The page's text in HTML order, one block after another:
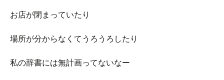
お店が閉まっていたり
場所が分からなくてうろうろしたり
私の辞書には無計画ってないなー